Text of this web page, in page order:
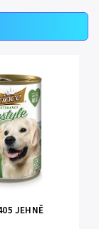
JEHNĚ